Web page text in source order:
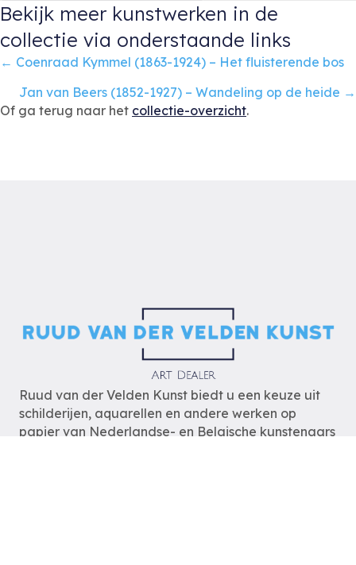
Bekijk meer kunstwerken in de
collectie via onderstaande links
Posts
navigation
← Coenraad Kymmel (1863-1924) – Het fluisterende bos
Jan van Beers (1852-1927) – Wandeling op de heide →
Of ga terug naar het collectie-overzicht.
Ruud van der Velden Kunst biedt u een keuze uit
schilderijen, aquarellen en andere werken op
papier van Nederlandse- en Belgische kunstenaars